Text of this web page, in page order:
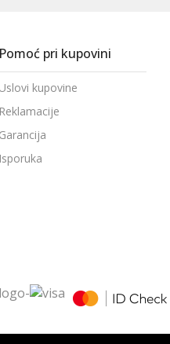
pri kupovini
kupovine